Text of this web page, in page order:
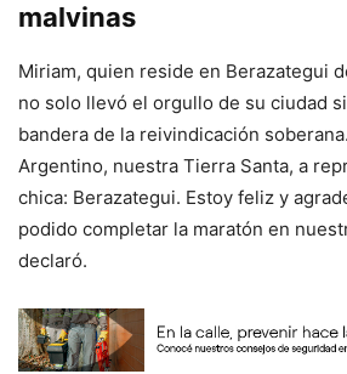
malvinas
Miriam, quien reside en Berazategui
no solo llevó el orgullo de su ciudad
bandera de la reivindicación
Argentino, nuestra Tierra Santa, a
chica: Berazategui. Estoy feliz y
podido completar la maratón en
declaró.